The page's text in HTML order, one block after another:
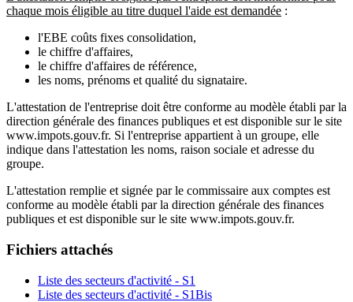
chaque mois éligible au titre duquel l'aide est demandée :
l'EBE coûts fixes consolidation,
le chiffre d'affaires,
le chiffre d'affaires de référence,
les noms, prénoms et qualité du signataire.
L'attestation de l'entreprise doit être conforme au modèle établi par la
direction générale des finances publiques et est disponible sur le site
www.impots.gouv.fr. Si l'entreprise appartient à un groupe, elle
indique dans l'attestation les noms, raison sociale et adresse du
groupe.
L'attestation remplie et signée par le commissaire aux comptes est
conforme au modèle établi par la direction générale des finances
publiques et est disponible sur le site www.impots.gouv.fr.
Fichiers attachés
Liste des secteurs d'activité - S1
Liste des secteurs d'activité - S1Bis